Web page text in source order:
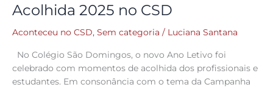
Acolhida 2025 no CSD
Aconteceu no CSD, Sem categoria / Luciana Santana
No Colégio São Domingos, o novo Ano Letivo foi
celebrado com momentos de acolhida dos profissionais e
estudantes. Em consonância com o tema da Campanha